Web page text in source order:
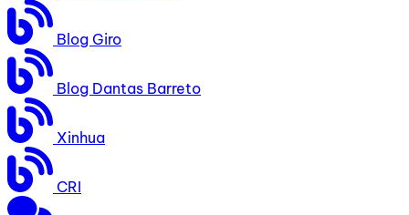
Blog Giro
Blog Dantas Barreto
Xinhua
CRI